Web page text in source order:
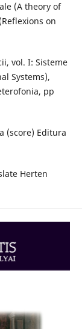
(A theory of
on
vol. I: Sisteme
Systems),
pp
(score) Editura
Herten